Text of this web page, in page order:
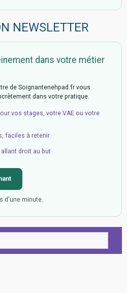
NEWSLETTER
dans votre métier
de Soignantenehpad.fr vous
dans votre pratique.
vos stages, votre VAE ou votre
faciles à retenir
droit au but
d'une minute.
OK